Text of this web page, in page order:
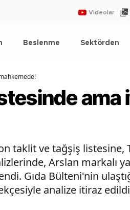
Videolar
Beslenme Sektörden
ama
taklit ve tağşiş
Arslan markalı
Gıda Bülteni'nin
analize itiraz